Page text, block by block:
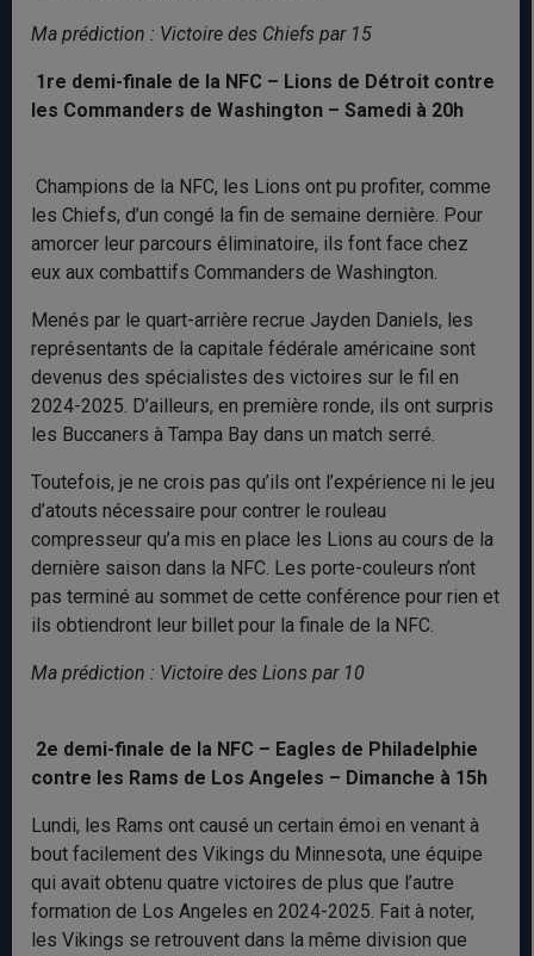
Ma prédiction : Victoire des Chiefs par 15
1re demi-finale de la NFC – Lions de Détroit contre
les Commanders de Washington – Samedi à 20h
Champions de la NFC, les Lions ont pu profiter, comme
les Chiefs, d’un congé la fin de semaine dernière. Pour
amorcer leur parcours éliminatoire, ils font face chez
eux aux combattifs Commanders de Washington.
Menés par le quart-arrière recrue Jayden Daniels, les
représentants de la capitale fédérale américaine sont
devenus des spécialistes des victoires sur le fil en
2024-2025. D’ailleurs, en première ronde, ils ont surpris
les Buccaners à Tampa Bay dans un match serré.
Toutefois, je ne crois pas qu’ils ont l’expérience ni le jeu
d’atouts nécessaire pour contrer le rouleau
compresseur qu’a mis en place les Lions au cours de la
dernière saison dans la NFC. Les porte-couleurs n’ont
pas terminé au sommet de cette conférence pour rien et
ils obtiendront leur billet pour la finale de la NFC.
Ma prédiction : Victoire des Lions par 10
2e demi-finale de la NFC – Eagles de Philadelphie
contre les Rams de Los Angeles – Dimanche à 15h
Lundi, les Rams ont causé un certain émoi en venant à
bout facilement des Vikings du Minnesota, une équipe
qui avait obtenu quatre victoires de plus que l’autre
formation de Los Angeles en 2024-2025. Fait à noter,
les Vikings se retrouvent dans la même division que